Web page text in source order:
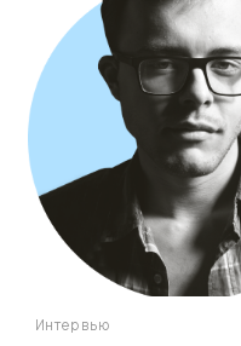
Интервью